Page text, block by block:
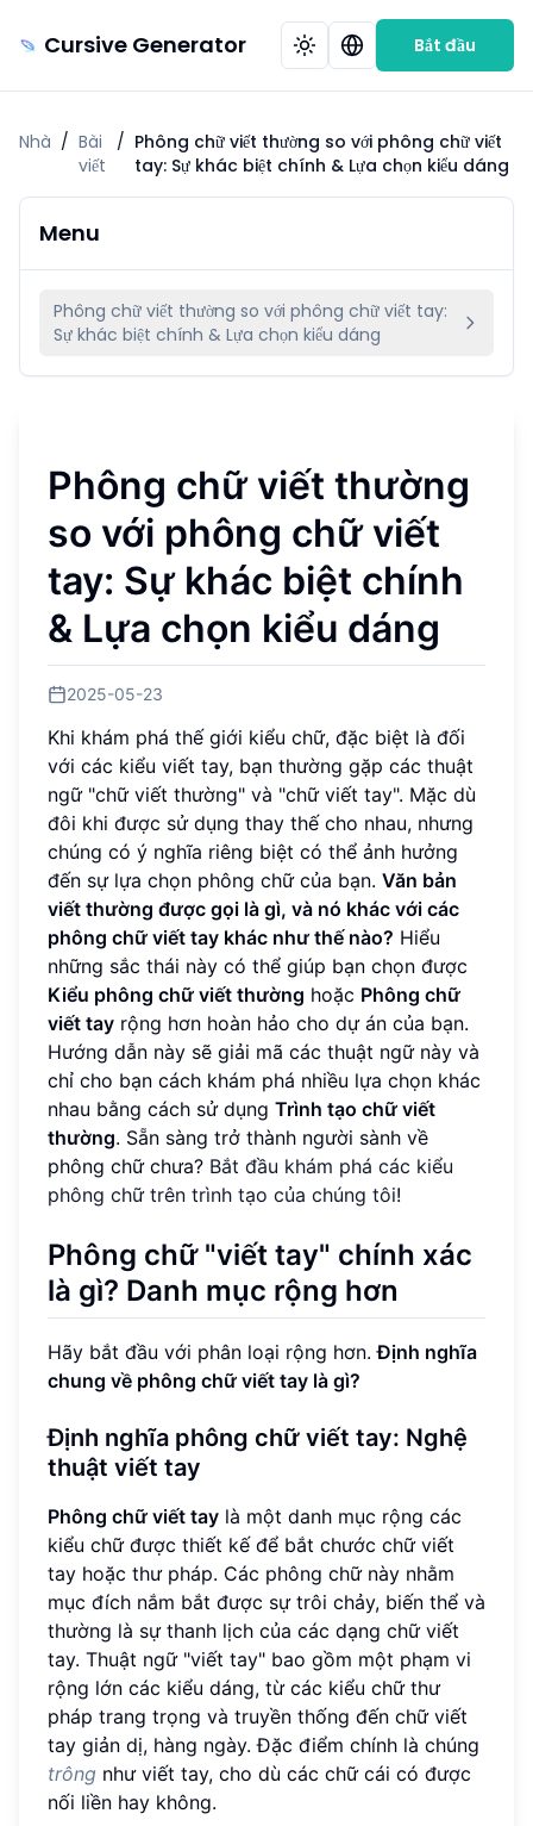
Cursive Generator Bắt đầu
Nhà / Bài
viết
/ Phông chữ viết thường so với phông chữ viết
tay: Sự khác biệt chính & Lựa chọn kiểu dáng
Menu
Phông chữ viết thường so với phông chữ viết tay:
Sự khác biệt chính & Lựa chọn kiểu dáng
Phông chữ viết thường
so với phông chữ viết
tay: Sự khác biệt chính
& Lựa chọn kiểu dáng
2025-05-23
Khi khám phá thế giới kiểu chữ, đặc biệt là đối
với các kiểu viết tay, bạn thường gặp các thuật
ngữ "chữ viết thường" và "chữ viết tay". Mặc dù
đôi khi được sử dụng thay thế cho nhau, nhưng
chúng có ý nghĩa riêng biệt có thể ảnh hưởng
đến sự lựa chọn phông chữ của bạn. Văn bản
viết thường được gọi là gì, và nó khác với các
phông chữ viết tay khác như thế nào? Hiểu
những sắc thái này có thể giúp bạn chọn được
Kiểu phông chữ viết thường hoặc Phông chữ
viết tay rộng hơn hoàn hảo cho dự án của bạn.
Hướng dẫn này sẽ giải mã các thuật ngữ này và
chỉ cho bạn cách khám phá nhiều lựa chọn khác
nhau bằng cách sử dụng Trình tạo chữ viết
thường. Sẵn sàng trở thành người sành về
phông chữ chưa? Bắt đầu khám phá các kiểu
phông chữ trên trình tạo của chúng tôi!
Phông chữ "viết tay" chính xác
là gì? Danh mục rộng hơn
Hãy bắt đầu với phân loại rộng hơn.Định nghĩa
chung về phông chữ viết tay là gì?
Định nghĩa phông chữ viết tay: Nghệ
thuật viết tay
Phông chữ viết tay là một danh mục rộng các
kiểu chữ được thiết kế để bắt chước chữ viết
tay hoặc thư pháp. Các phông chữ này nhằm
mục đích nắm bắt được sự trôi chảy, biến thể và
thường là sự thanh lịch của các dạng chữ viết
tay. Thuật ngữ "viết tay" bao gồm một phạm vi
rộng lớn các kiểu dáng, từ các kiểu chữ thư
pháp trang trọng và truyền thống đến chữ viết
tay giản dị, hàng ngày. Đặc điểm chính là chúng
trông như viết tay, cho dù các chữ cái có được
nối liền hay không.